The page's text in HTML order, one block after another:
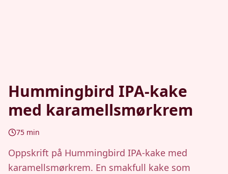
Hummingbird IPA-kake
med karamellsmørkrem
75 min
Oppskrift på Hummingbird IPA-kake med
karamellsmørkrem. En smakfull kake som